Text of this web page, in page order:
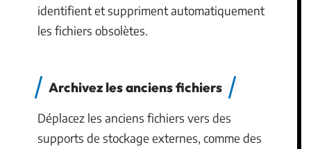
identifient et suppriment automatiquement
les fichiers obsolètes.
Archivez les anciens fichiers
Déplacez les anciens fichiers vers des
supports de stockage externes, comme des